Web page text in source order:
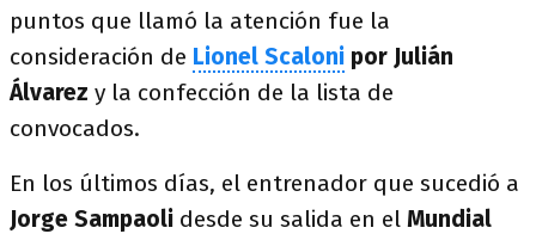
puntos que llamó la atención fue la
consideración de Lionel Scaloni por Julián
Álvarez y la confección de la lista de
convocados.
En los últimos días, el entrenador que sucedió a
Jorge Sampaoli desde su salida en el Mundial